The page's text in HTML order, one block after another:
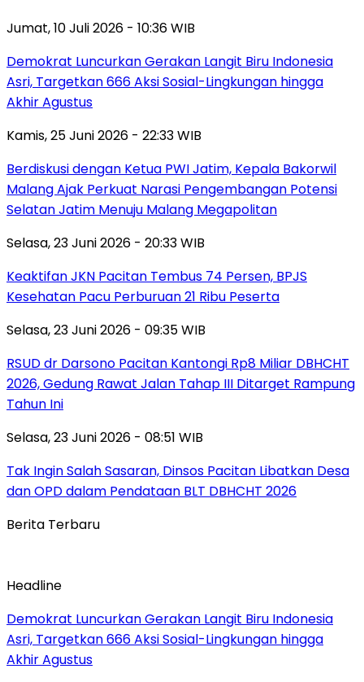
Jumat, 10 Juli 2026 - 10:36 WIB
Demokrat Luncurkan Gerakan Langit Biru Indonesia
Asri, Targetkan 666 Aksi Sosial-Lingkungan hingga
Akhir Agustus
Kamis, 25 Juni 2026 - 22:33 WIB
Berdiskusi dengan Ketua PWI Jatim, Kepala Bakorwil
Malang Ajak Perkuat Narasi Pengembangan Potensi
Selatan Jatim Menuju Malang Megapolitan
Selasa, 23 Juni 2026 - 20:33 WIB
Keaktifan JKN Pacitan Tembus 74 Persen, BPJS
Kesehatan Pacu Perburuan 21 Ribu Peserta
Selasa, 23 Juni 2026 - 09:35 WIB
RSUD dr Darsono Pacitan Kantongi Rp8 Miliar DBHCHT
2026, Gedung Rawat Jalan Tahap III Ditarget Rampung
Tahun Ini
Selasa, 23 Juni 2026 - 08:51 WIB
Tak Ingin Salah Sasaran, Dinsos Pacitan Libatkan Desa
dan OPD dalam Pendataan BLT DBHCHT 2026
Berita Terbaru
Headline
Demokrat Luncurkan Gerakan Langit Biru Indonesia
Asri, Targetkan 666 Aksi Sosial-Lingkungan hingga
Akhir Agustus